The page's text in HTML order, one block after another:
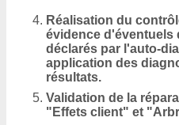
Réalisation du
évidence
déclarés par l'auto-
application des
résultats.
Validation de la
"Effets client" et